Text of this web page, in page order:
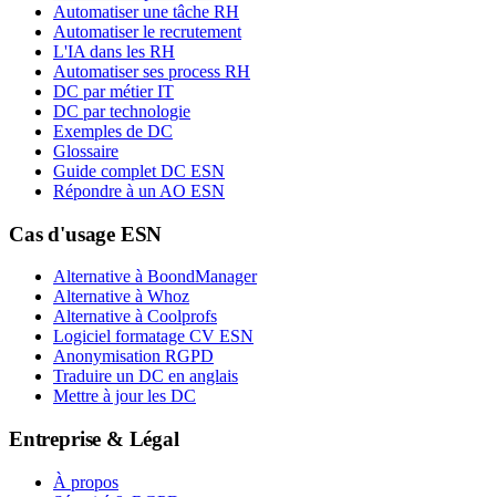
Automatiser une tâche RH
Automatiser le recrutement
L'IA dans les RH
Automatiser ses process RH
DC par métier IT
DC par technologie
Exemples de DC
Glossaire
Guide complet DC ESN
Répondre à un AO ESN
Cas d'usage ESN
Alternative à BoondManager
Alternative à Whoz
Alternative à Coolprofs
Logiciel formatage CV ESN
Anonymisation RGPD
Traduire un DC en anglais
Mettre à jour les DC
Entreprise & Légal
À propos